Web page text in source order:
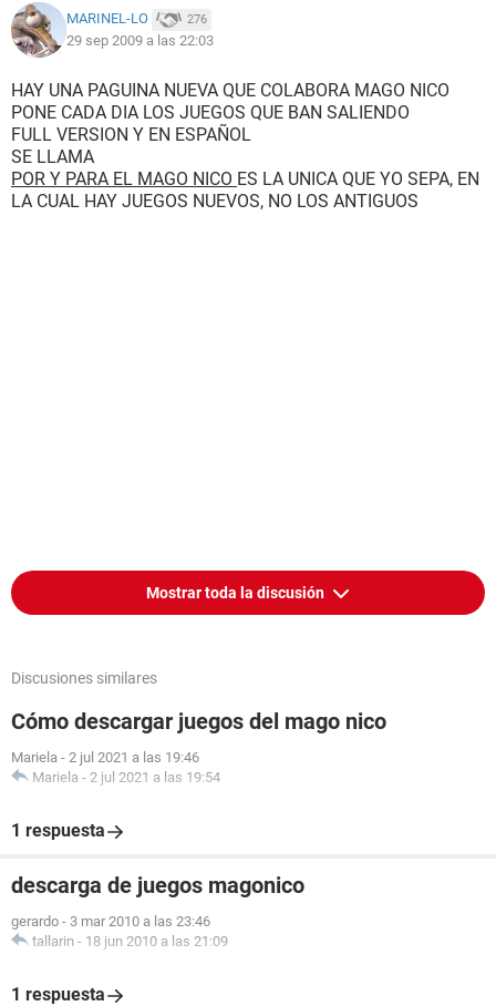
MARINEL-LO 276
29 sep 2009 a las 22:03
HAY UNA PAGUINA NUEVA QUE COLABORA MAGO NICO
PONE CADA DIA LOS JUEGOS QUE BAN SALIENDO
FULL VERSION Y EN ESPAÑOL
SE LLAMA
POR Y PARA EL MAGO NICO ES LA UNICA QUE YO SEPA, EN
LA CUAL HAY JUEGOS NUEVOS, NO LOS ANTIGUOS
Mostrar toda la discusión
Discusiones similares
Cómo descargar juegos del mago nico
Mariela - 2 jul 2021 a las 19:46
Mariela - 2 jul 2021 a las 19:54
1 respuesta
descarga de juegos magonico
gerardo - 3 mar 2010 a las 23:46
tallarin - 18 jun 2010 a las 21:09
1 respuesta